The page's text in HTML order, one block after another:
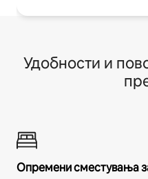
Удобности и
Опремени сместувања